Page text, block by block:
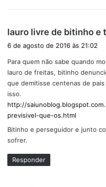
lauro livre de bitinho e
6 de agosto de 2016 às 21:02
Para quem não sabe quando
lauro de freitas, bitinho
que demitisse centenas de
isso.
http://
previsivel-que-os.html
Bitinho e perseguidor e junto
sofrer.
Responder